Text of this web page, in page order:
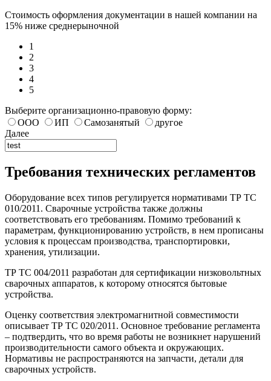
Стоимость оформления документации в нашей компании на
15% ниже среднерыночной
1
2
3
4
5
Выберите организационно-правовую форму:
ООО
ИП Самозанятый
другое
Далее
Требования технических регламентов
Оборудование всех типов регулируется нормативами ТР ТС
010/2011. Сварочные устройства также должны
соответствовать его требованиям. Помимо требований к
параметрам, функционированию устройств, в нем прописаны
условия к процессам производства, транспортировки,
хранения, утилизации.
ТР ТС 004/2011 разработан для сертификации низковольтных
сварочных аппаратов, к которому относятся бытовые
устройства.
Оценку соответствия электромагнитной совместимости
описывает ТР ТС 020/2011. Основное требование регламента
– подтвердить, что во время работы не возникнет нарушений
производительности самого объекта и окружающих.
Нормативы не распространяются на запчасти, детали для
сварочных устройств.